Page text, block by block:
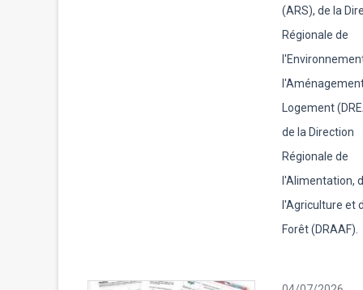
(ARS), de la
Régionale de
Logement
de la Direction
Régionale de
l'Alimentation,
l'Agriculture et
Forêt (DRAAF).